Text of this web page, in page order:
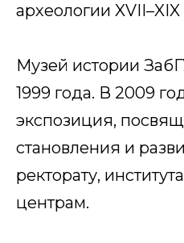
археологии XVII–XIX
Музей истории
1999 года. В 2009
экспозиция,
становления и
ректорату,
центрам.